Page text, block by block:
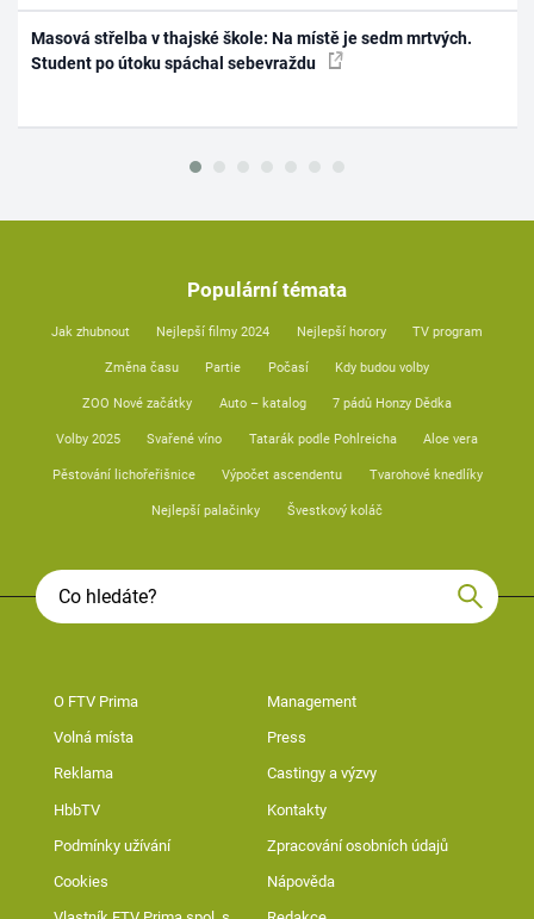
Masová střelba v thajské škole: Na místě je sedm mrtvých.
Student po útoku spáchal sebevraždu
Populární témata
Jak zhubnout Nejlepší filmy 2024 Nejlepší horory TV program
Změna času Partie Počasí Kdy budou volby
ZOO Nové začátky Auto – katalog 7 pádů Honzy Dědka
Volby 2025 Svařené víno Tatarák podle Pohlreicha Aloe vera
Pěstování lichořeřišnice Výpočet ascendentu Tvarohové knedlíky
Nejlepší palačinky Švestkový koláč
O FTV Prima Management
Volná místa Press
Reklama Castingy a výzvy
HbbTV Kontakty
Podmínky užívání Zpracování osobních údajů
Cookies Nápověda